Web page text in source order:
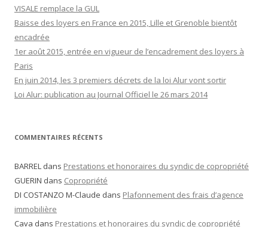
VISALE remplace la GUL
Baisse des loyers en France en 2015, Lille et Grenoble bientôt
encadrée
1er août 2015, entrée en vigueur de l’encadrement des loyers à
Paris
En juin 2014, les 3 premiers décrets de la loi Alur vont sortir
Loi Alur: publication au Journal Officiel le 26 mars 2014
COMMENTAIRES RÉCENTS
BARREL dans Prestations et honoraires du syndic de copropriété
GUERIN dans Copropriété
DI COSTANZO M-Claude dans Plafonnement des frais d’agence
immobilière
Cava dans Prestations et honoraires du syndic de copropriété